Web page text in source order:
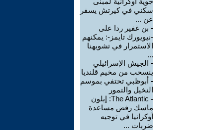
سكني في كيرتش يسفر
عن ...
- بن غفير ردا على
-نيويورك تايمز-: يمكنهم
الاستمرار في تشويهنا
...
- الجيش الإسرائيلي
ينسحب من مخيم قلنديا
- أبوظبي تحتفي بموسم
النخيل والتمور
-
The Atlantic: إيلون
ماسك رفض مساعدة
أوكرانيا في توجيه
ضربات ...